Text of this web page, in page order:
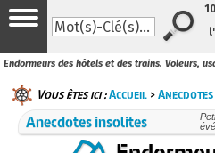
Endormeurs des hôtels et des trains. Voleurs,
Vous êtes ici :Accueil >
Anecdotes insolites